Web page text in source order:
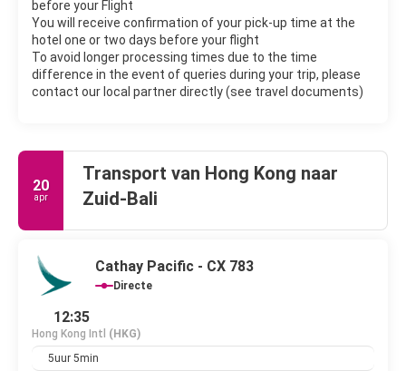
before your Flight
You will receive confirmation of your pick-up time at the
hotel one or two days before your flight
To avoid longer processing times due to the time
difference in the event of queries during your trip, please
contact our local partner directly (see travel documents)
20
apr
Transport van Hong Kong naar
Zuid-Bali
Cathay Pacific - CX 783
Directe
12:35
Hong Kong Intl (HKG)
5uur 5min